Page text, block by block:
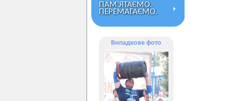
ПАМ’ЯТАЄМО.
ПЕРЕМАГАЄМО.
Випадкове фото